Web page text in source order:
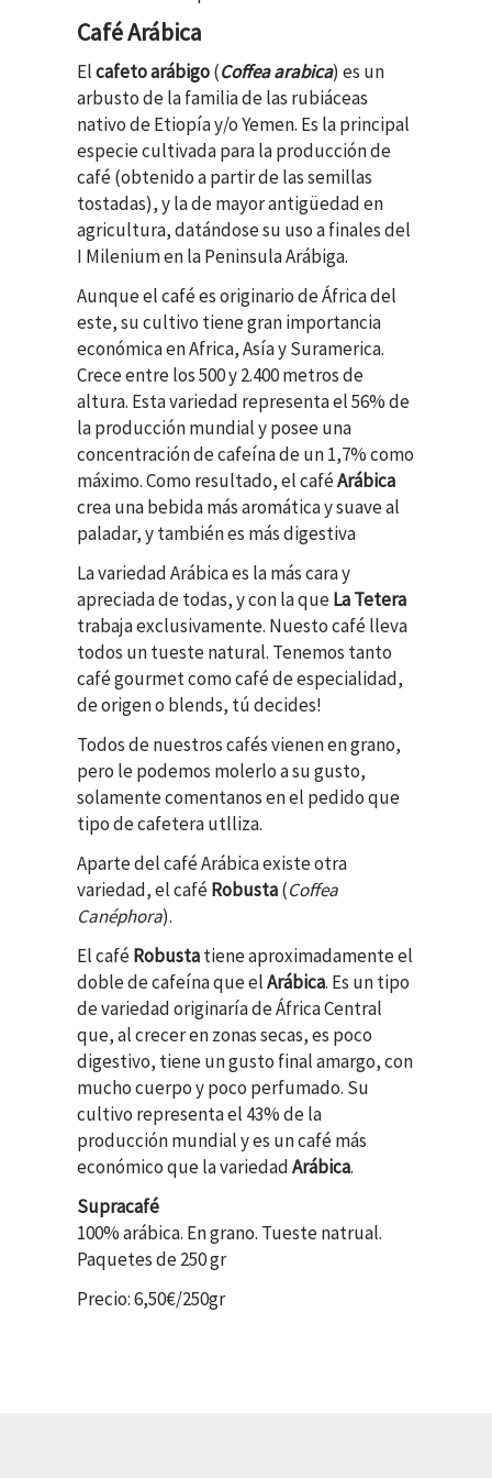
Café Arábica
Elcafeto arábigo(Coffea arabica) es un
arbusto de la familia de las rubiáceas
nativo de Etiopía y/o Yemen. Es la principal
especie cultivada para la producción de
café (obtenido a partir de las semillas
tostadas), y la de mayor antigüedad en
agricultura, datándose su uso a finales del
I Milenium en la Peninsula Arábiga.
Aunque el café es originario de África del
este, su cultivo tiene gran importancia
económica en Africa, Asía y Suramerica.
Crece entre los 500 y 2.400 metros de
altura. Esta variedad representa el 56% de
la producción mundial y posee una
concentración de cafeína de un 1,7% como
máximo. Como resultado, el caféArábica
crea una bebida más aromática y suave al
paladar, y también es más digestiva
La variedad Arábica es la más cara y
apreciada de todas, y con la queLa Tetera
trabaja exclusivamente. Nuesto café lleva
todos un tueste natural. Tenemos tanto
café gourmet como café de especialidad,
de origen o blends, tú decides!
Todos de nuestros cafés vienen en grano,
pero le podemos molerlo a su gusto,
solamente comentanos en el pedido que
tipo de cafetera utlliza.
Aparte del café Arábica existe otra
variedad, el caféRobusta(Coffea
Canéphora).
El caféRobustatiene aproximadamente el
doble de cafeína que elArábica. Es un tipo
de variedad originaría de África Central
que, al crecer en zonas secas, es poco
digestivo, tiene un gusto final amargo, con
mucho cuerpo y poco perfumado. Su
cultivo representa el 43% de la
producción mundial y es un café más
económico que la variedadArábica.
Supracafé
100% arábica. En grano. Tueste natrual.
Paquetes de 250 gr
Precio: 6,50€/250gr